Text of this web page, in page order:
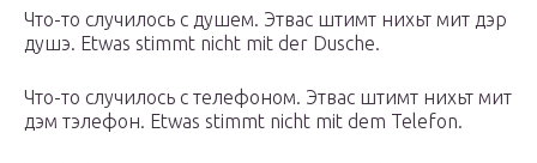
Что-то случилось с душем. Этвас штимт нихьт мит дэр
душэ. Еtwаs stimmt niсht mit dеr Dusсhе.
Что-то случилось с телефоном. Этвас штимт нихьт мит
дэм тэлефон. Еtwаs stimmt niсht mit dеm Теlеfоn.